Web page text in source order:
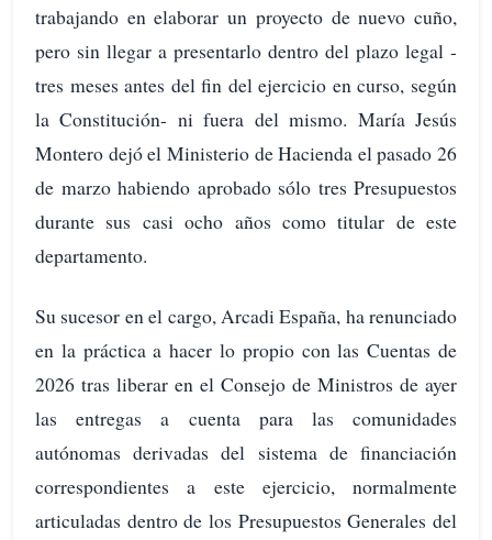
trabajando en elaborar un proyecto de nuevo cuño,
pero sin llegar a presentarlo dentro del plazo legal -
tres meses antes del fin del ejercicio en curso, según
la Constitución- ni fuera del mismo. María Jesús
Montero dejó el Ministerio de Hacienda el pasado 26
de marzo habiendo aprobado sólo tres Presupuestos
durante sus casi ocho años como titular de este
departamento.
Su sucesor en el cargo, Arcadi España, ha renunciado
en la práctica a hacer lo propio con las Cuentas de
2026 tras liberar en el Consejo de Ministros de ayer
las entregas a cuenta para las comunidades
autónomas derivadas del sistema de financiación
correspondientes a este ejercicio, normalmente
articuladas dentro de los Presupuestos Generales del